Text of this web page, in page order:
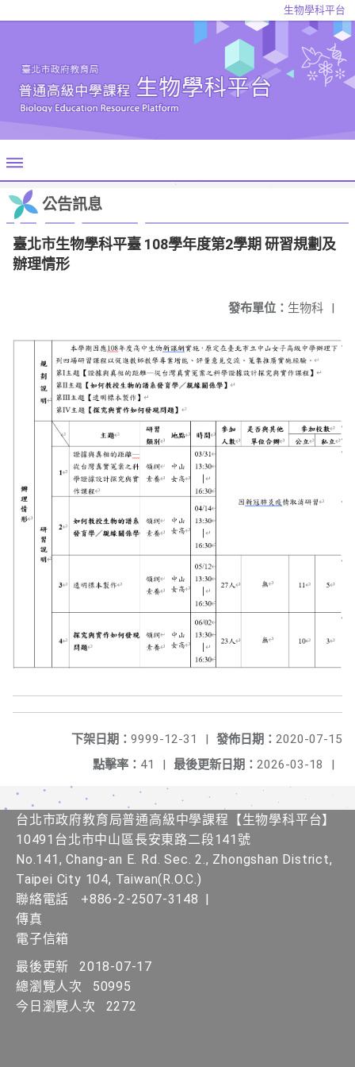
生物學科平台
公告訊息
臺北市生物學科平臺 108學年度第2學期 研習規劃及
辦理情形
發布單位： 生物科 |
發佈日期： 2020-07-15
下架日期： 9999-12-31
|
最後更新日期： 2026-03-18 |
點擊率： 41 |
台北市政府教育局普通高級中學課程​【生物學科平台】
10491台北市中山區長安東路二段141號
No.141, Chang-an E. Rd. Sec. 2., Zhongshan District,
Taipei City 104, Taiwan(R.O.C.)
聯絡電話
+886-2-2507-3148 |
傳真
電子信箱
最後更新
2018-07-17
總瀏覽人次
50995
今日瀏覽人次
2272